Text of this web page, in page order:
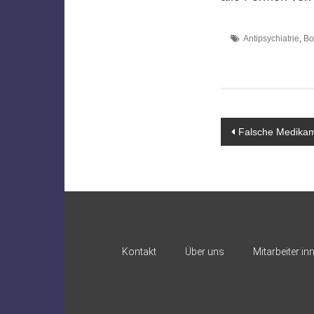
Antipsychiatrie
Falsche
Kontakt Über uns